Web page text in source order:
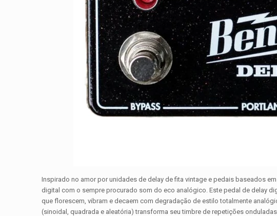
Inspirado no amor por unidades de delay de fita vintage e pedais baseados
digital com o sempre procurado som do eco analógico. Este pedal de delay
que florescem, vibram e decaem com degradação de estilo totalmente
(sinoidal, quadrada e aleatória) transforma seu timbre de repetições